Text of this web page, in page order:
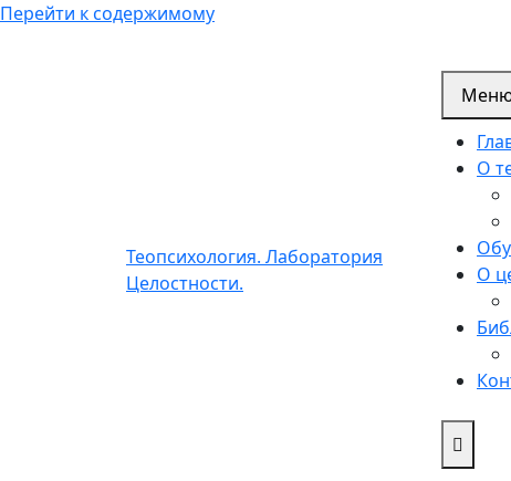
Перейти к содержимому
Теопсихология. Лаборатория
Целостности.
О
О